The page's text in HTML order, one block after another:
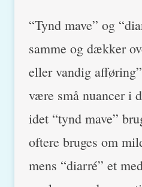
“Tynd mave” og
samme og dækker
eller vandig
være små nuancer i
idet “tynd mave”
oftere bruges om
mens “diarré” et